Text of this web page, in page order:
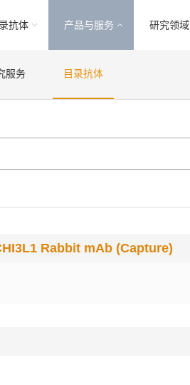
抗体 产品与服务 研究领域
服务 目录抗体
Rabbit mAb (Capture)